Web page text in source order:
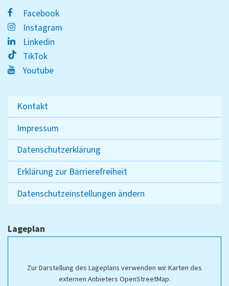
Facebook
Instagram
Linkedin
TikTok
Youtube
Kontakt
Impressum
Datenschutzerklärung
Erklärung zur Barrierefreiheit
Datenschutzeinstellungen ändern
Lageplan
Zur Darstellung des Lageplans verwenden wir Karten des
externen Anbieters OpenStreetMap.